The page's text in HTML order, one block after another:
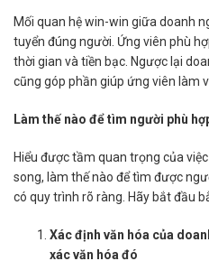
Mối quan hệ win-win giữa doanh
tuyển đúng người. Ứng viên phù
thời gian và tiền bạc. Ngược lại
cũng góp phần giúp ứng viên làm
Làm thế nào để tìm người phù
Hiểu được tầm quan trọng của
song, làm thế nào để tìm được
có quy trình rõ ràng. Hãy bắt đầu
Xác định văn hóa của
xác văn hóa đó